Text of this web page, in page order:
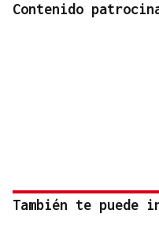
Contenido
También te puede